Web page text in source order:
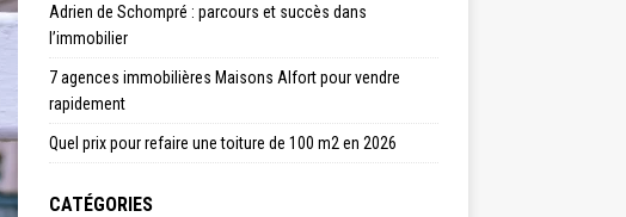
Adrien de Schompré : parcours et succès dans
l’immobilier
7 agences immobilières Maisons Alfort pour vendre
rapidement
Quel prix pour refaire une toiture de 100 m2 en 2026
CATÉGORIES